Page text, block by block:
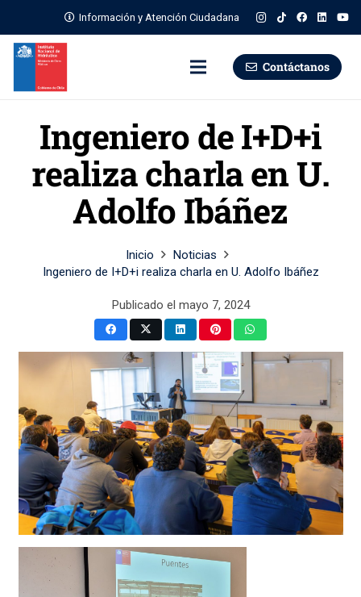
Información y Atención Ciudadana
Contáctanos
Ingeniero de I+D+i
realiza charla en U.
Adolfo Ibáñez
Inicio
Noticias
Ingeniero de I+D+i realiza charla en U. Adolfo Ibáñez
Publicado el mayo 7, 2024